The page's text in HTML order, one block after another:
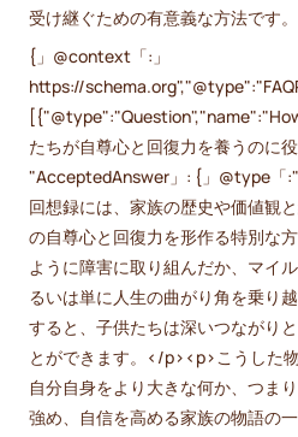
受け継ぐための有意義な方法です。
{」@context「:」
https://
たちが自尊心と回復力を養うのに
"AcceptedAnswer」: {」@type「
回想録には、家族の歴史や価値観
の自尊心と回復力を形作る特別な
ように障害に取り組んだか、マイ
るいは単に人生の曲がり角を乗り
すると、子供たちは深いつながり
とができます。</p><p>こうした
自分自身をより大きな何か、つま
強め、自信を高める家族の物語の